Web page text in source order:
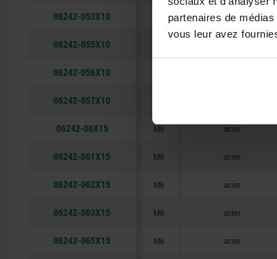
partenaires de
vous leur avez
06242-053X10 acier
06242-055X10
06242-056X10
06242-057X10
06242-06X15 M6 acier
06242-061X15 M6 acier
06242-062X15 M6 acier
06242-063X15 M6 acier
06242-065X15 M6 acier